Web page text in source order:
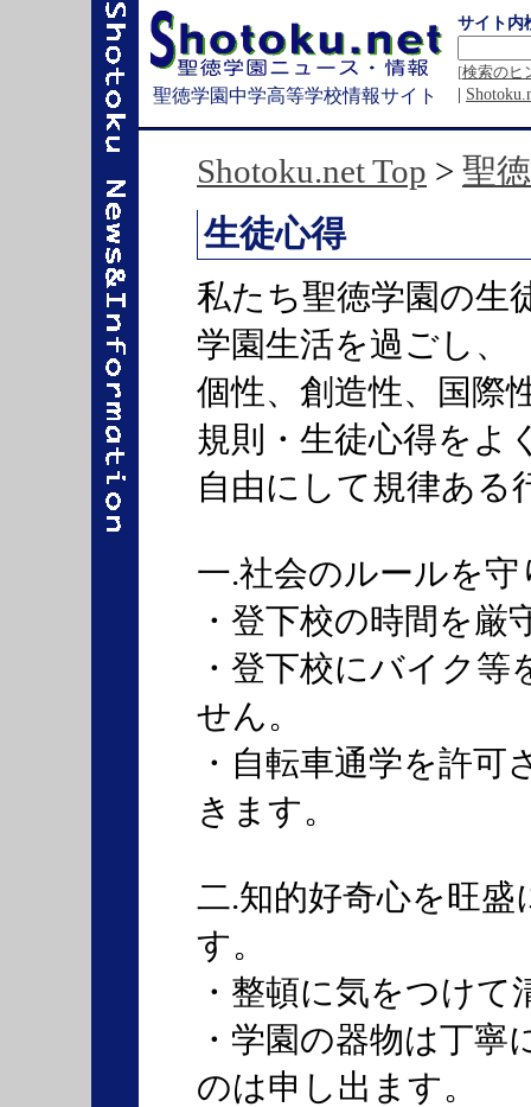
聖徳学園中学高等学校情報サイト
サイト内
[検索のヒ
|
Shotoku.net Top > 聖
生徒心得
私たち聖徳学園の生
学園生活を過ごし、
個性、創造性、国際
規則・生徒心得をよ
自由にして規律ある
一.社会のルールを
・登下校の時間を厳
・登下校にバイク
せん。
・自転車通学を許
きます。
二.知的好奇心を旺
す。
・整頓に気をつけ
・学園の器物は丁
のは申し出ます。